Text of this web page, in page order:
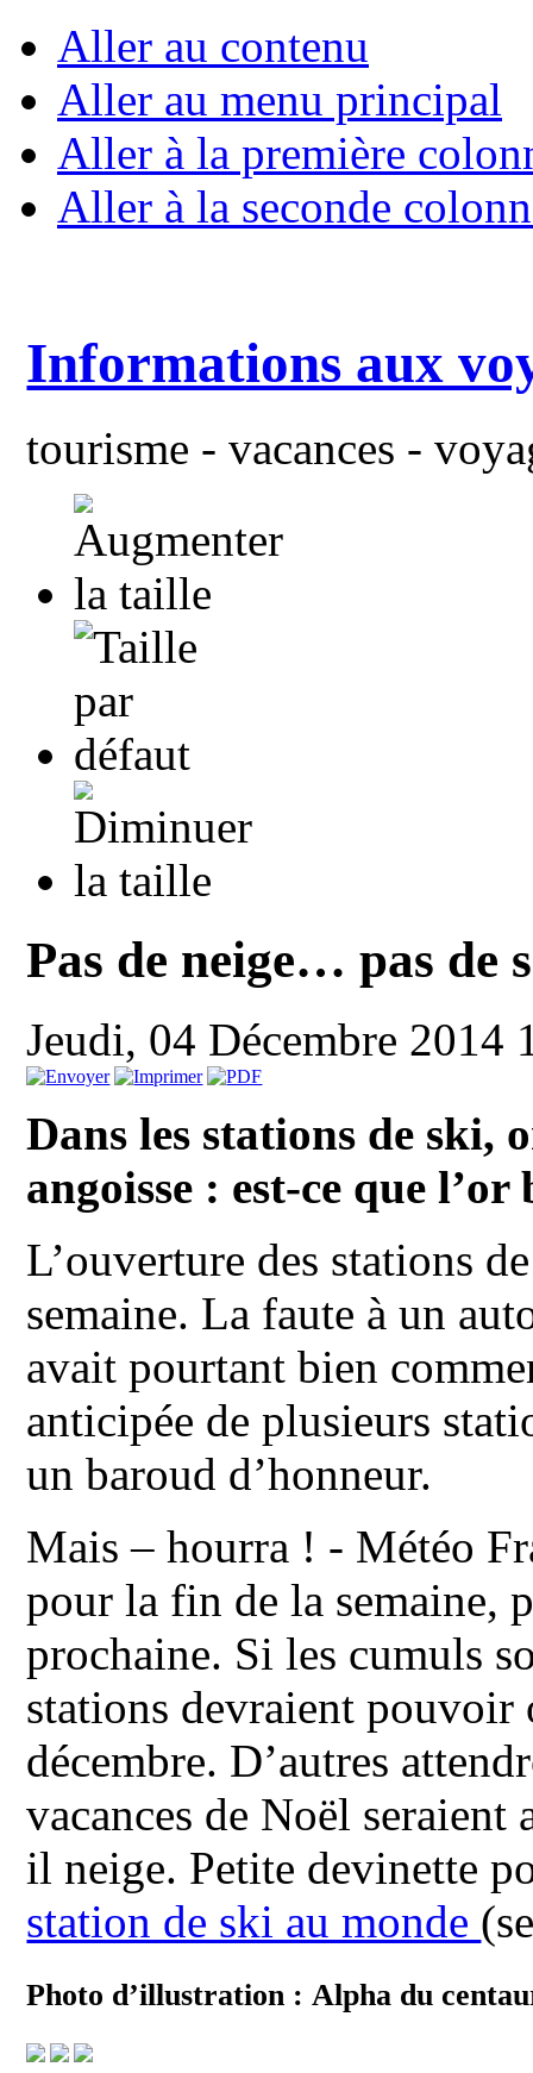
Aller au contenu
Aller au menu principal
Aller à la première
Aller à la seconde
Informations aux
tourisme - vacances -
Pas de neige… pas de
Jeudi, 04 Décembre 2014
Dans les stations de ski,
angoisse : est-ce que
L’ouverture des stations
semaine. La faute à un
avait pourtant bien
anticipée de plusieurs
un baroud d’honneur.
Mais – hourra ! - Météo
pour la fin de la semaine,
prochaine. Si les cumuls
stations devraient
décembre. D’autres
vacances de Noël seraient
il neige. Petite devinette
station de ski au monde
Photo d’illustration : Alpha du